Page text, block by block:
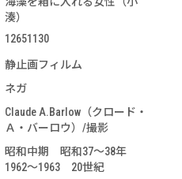
湊）
12651130
静止画フィルム
ネガ
Claude A.Barlow（クロード・
Ａ・バーロウ）/撮影
昭和中期 昭和37～38年
1962～1963 20世紀